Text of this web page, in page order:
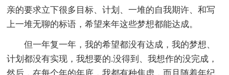
亲的要求立下很多目标、计划、一堆的自我期许、和写
上一堆无聊的标语，希望来年这些梦想都能达成。
但一年复一年，我的希望都没有达成，我的梦想、
计划都没有实现，我想要的.没得到、我想作的没完成，
然后，在每个年的年底，我都有种焦虑，而且随着年纪